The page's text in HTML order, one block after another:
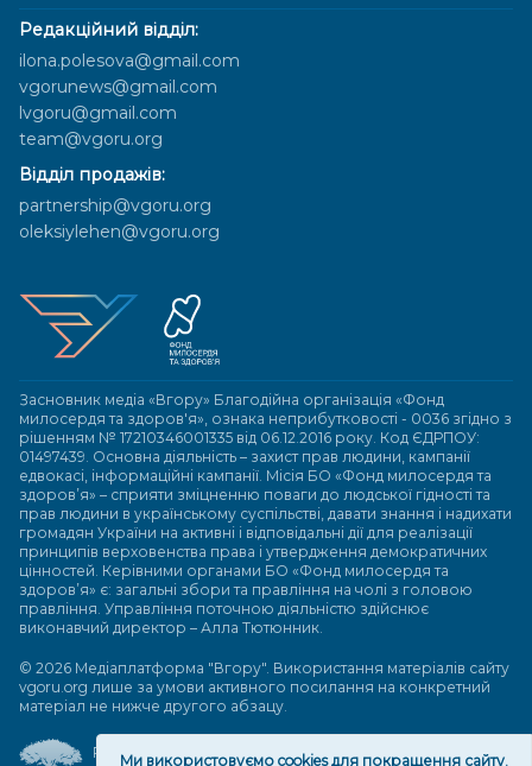
Редакційний відділ:
ilona.polesova@gmail.com
vgorunews@gmail.com
lvgoru@gmail.com
team@vgoru.org
Відділ продажів:
partnership@vgoru.org
oleksiylehen@vgoru.org
Засновник медіа «Вгору» Благодійна організація «Фонд
милосердя та здоров'я», ознака неприбутковості - 0036 згідно з
рішенням № 17210346001335 від 06.12.2016 року. Код ЄДРПОУ:
01497439. Основна діяльність – захист прав людини, кампанії
едвокасі, інформаційні кампанії. Місія БО «Фонд милосердя та
здоров’я» – сприяти зміцненню поваги до людської гідності та
прав людини в українському суспільстві, давати знання і надихати
громадян України на активні і відповідальні дії для реалізації
принципів верховенства права і утвердження демократичних
цінностей. Керівними органами БО «Фонд милосердя та
здоров’я» є: загальні збори та правління на чолі з головою
правління. Управління поточною діяльністю здійснює
виконавчий директор – Алла Тютюнник.
© 2026 Медіаплатформа "Вгору". Використання матеріалів сайту
vgoru.org лише за умови активного посилання на конкретний
матеріал не нижче другого абзацу.
Розробка та підтримка веб-сайту
Ми використовуємо cookies для покращення сайту.